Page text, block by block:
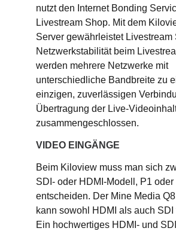
nutzt den Internet Bonding
Livestream Shop. Mit dem
Server gewährleistet Livestream
Netzwerkstabilität beim
werden mehrere Netzwerke mit
unterschiedliche Bandbreite zu
einzigen, zuverlässigen
Übertragung der Live-
zusammengeschlossen.
VIDEO EINGÄNGE
Beim Kiloview muss man sich
SDI- oder HDMI-Modell, P1 oder
entscheiden. Der Mine Media
kann sowohl HDMI als auch SDI
Ein hochwertiges HDMI- und